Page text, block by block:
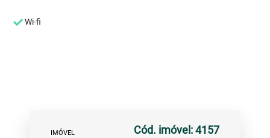
Wi-fi
IMÓVEL Cód. imóvel: 4157